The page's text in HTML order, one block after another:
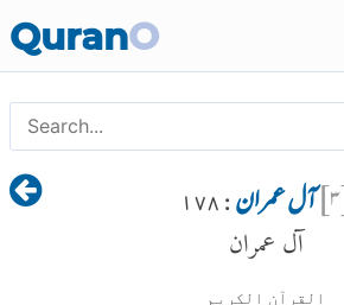
QuranO
۳]آل عمران : ۱۷۸
آل عمران
القرآن الكريم